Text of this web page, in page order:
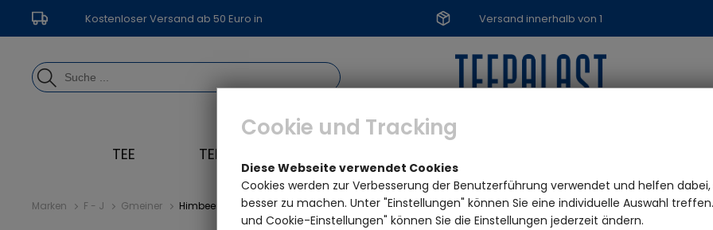
Kostenloser Versand ab 50 Euro in Versand innerhalb von 1
Werktag
TEE TEEGESCHIRR
Marken F - J Gmeiner Himbeer Knallbrause Schokolade
Cookie und Tracking
Diese Webseite verwendet Cookies
Cookies werden zur Verbesserung der Benutzerführung verwendet und helfen
besser zu machen. Unter "Einstellungen" können Sie eine individuelle Auswahl
und Cookie-Einstellungen" können Sie die Einstellungen jederzeit ändern.